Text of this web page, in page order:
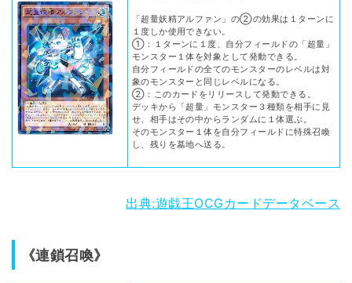
「超量妖精アルファン」の②の効果は１ターンに
１度しか使用できない。
①：１ターンに１度、自分フィールドの「超量」
モンスター１体を対象として発動できる。
自分フィールドの全てのモンスターのレベルは対
象のモンスターと同じレベルになる。
②：このカードをリリースして発動できる。
デッキから「超量」モンスター３種類を相手に見
せ、相手はその中からランダムに１体選ぶ。
そのモンスター１体を自分フィールドに特殊召喚
し、残りを墓地へ送る。
出典:遊戯王OCGカードデータベース
《連鎖召喚》